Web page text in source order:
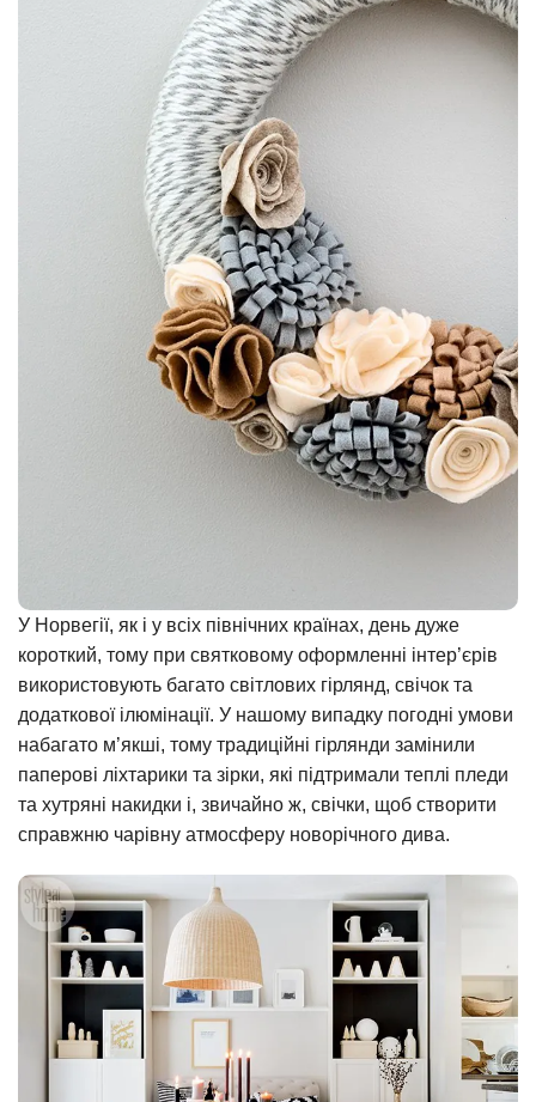
У Норвегії, як і у всіх північних країнах, день дуже
короткий, тому при святковому оформленні інтер’єрів
використовують багато світлових гірлянд, свічок та
додаткової ілюмінації. У нашому випадку погодні умови
набагато м’якші, тому традиційні гірлянди замінили
паперові ліхтарики та зірки, які підтримали теплі пледи
та хутряні накидки і, звичайно ж, свічки, щоб створити
справжню чарівну атмосферу новорічного дива.